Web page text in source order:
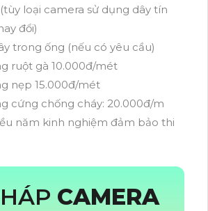
loại camera sử dụng dây tín
đổi)
trong ống (nếu có yêu cầu)
ruột gà 10.000đ/mét
nẹp 15.000đ/mét
cứng chống cháy: 20.000đ/m
năm kinh nghiệm đảm bảo thi
CAMERA